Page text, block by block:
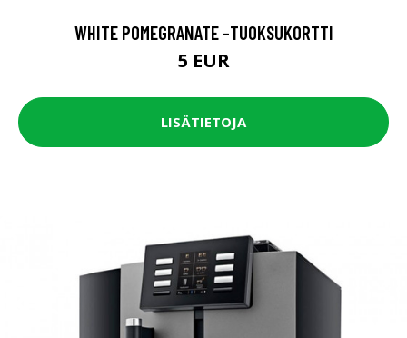
WHITE POMEGRANATE -TUOKSUKORTTI
5 EUR
LISÄTIETOJA